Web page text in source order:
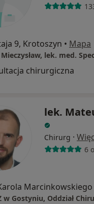
9, Krotoszyn • Mapa
Mieczysław, lek. med.
chirurgiczna
lek.
Chirurg ·
6